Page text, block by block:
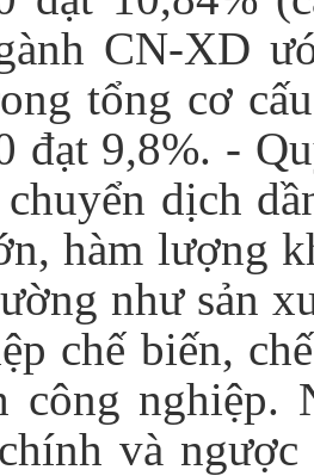
CN-XD
tổng cơ
đạt 9,8%. -
dịch
hàm lượng
như sản
chế biến,
công nghiệp.
và